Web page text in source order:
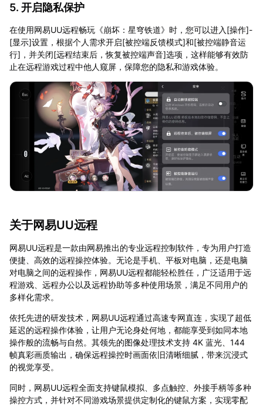
5. 开启隐私保护
在使用网易UU远程畅玩《崩坏：星穹铁道》时，您可以进入[操作]-
[显示]设置，根据个人需求开启[被控端反馈模式]和[被控端静音运
行]，并关闭[远程结束后，恢复被控端声音]选项，这样能够有效防
止在远程游戏过程中他人窥屏，保障您的隐私和游戏体验。
关于网易UU远程
网易UU远程是一款由网易推出的专业远程控制软件，专为用户打造
便捷、高效的远程操控体验。无论是手机、平板对电脑，还是电脑
对电脑之间的远程操作，网易UU远程都能轻松胜任，广泛适用于远
程游戏、远程办公以及远程协助等多种使用场景，满足不同用户的
多样化需求。
依托先进的研发技术，网易UU远程通过高速专网直连，实现了超低
延迟的远程操作体验，让用户无论身处何地，都能享受到如同本地
操作般的流畅与自然。其领先的图像处理技术支持 4K 蓝光、144
帧真彩画质输出，确保远程操控时画面依旧清晰细腻，带来沉浸式
的视觉享受。
同时，网易UU远程全面支持键鼠模拟、多点触控、外接手柄等多种
操控方式，并针对不同游戏场景提供定制化的键鼠方案，实现零配